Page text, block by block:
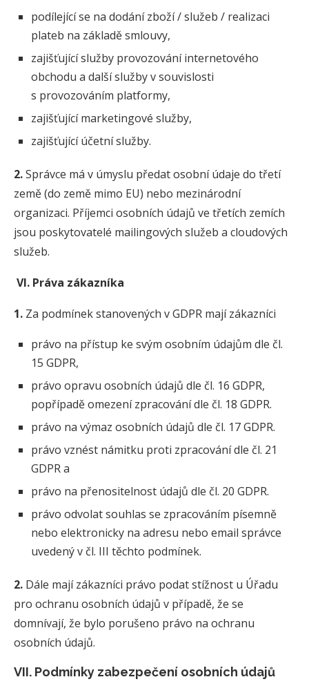
podílející se na dodání zboží / služeb / realizaci
plateb na základě smlouvy,
zajišťující služby provozování internetového
obchodu a další služby v souvislosti
s provozováním platformy,
zajišťující marketingové služby,
zajišťující účetní služby.
2.Správce má v úmyslu předat osobní údaje do třetí
země (do země mimo EU) nebo mezinárodní
organizaci. Příjemci osobních údajů ve třetích zemích
jsou poskytovatelé mailingových služeb a cloudových
služeb.
VI. Práva zákazníka
1. Za podmínek stanovených v GDPR mají zákazníci
právo na přístup ke svým osobním údajům dle čl.
15 GDPR,
právo opravu osobních údajů dle čl. 16 GDPR,
popřípadě omezení zpracování dle čl. 18 GDPR.
právo na výmaz osobních údajů dle čl. 17 GDPR.
právo vznést námitku proti zpracování dle čl. 21
GDPR a
právo na přenositelnost údajů dle čl. 20 GDPR.
právo odvolat souhlas se zpracováním písemně
nebo elektronicky na adresu nebo email správce
uvedený v čl. III těchto podmínek.
2. Dále mají zákazníci právo podat stížnost u Úřadu
pro ochranu osobních údajů v případě, že se
domnívají, že bylo porušeno právo na ochranu
osobních údajů.
VII. Podmínky zabezpečení osobních údajů